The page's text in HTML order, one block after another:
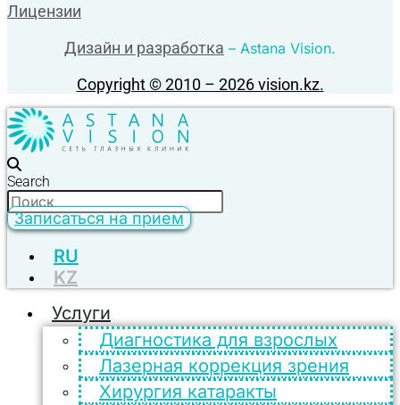
Лицензии
Дизайн и разработка – Astana Vision.
Copyright © 2010 – 2026 vision.kz.
Search
Записаться на прием
RU
KZ
Услуги
Диагностика для взрослых
Лазерная коррекция зрения
Хирургия катаракты